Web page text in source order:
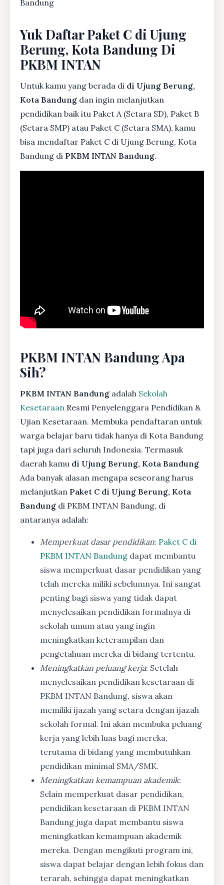
Bandung
Yuk Daftar Paket C di Ujung
Berung, Kota Bandung Di
PKBM INTAN
Untuk kamu yang berada di di Ujung Berung,
Kota Bandung dan ingin melanjutkan
pendidikan baik itu Paket A (Setara SD), Paket B
(Setara SMP) atau Paket C (Setara SMA), kamu
bisa mendaftar Paket C di Ujung Berung, Kota
Bandung di PKBM INTAN Bandung.
PKBM INTAN Bandung Apa
Sih?
PKBM INTAN Bandung adalah Sekolah
Kesetaraan Resmi Penyelenggara Pendidikan &
Ujian Kesetaraan. Membuka pendaftaran untuk
warga belajar baru tidak hanya di Kota Bandung
tapi juga dari seluruh Indonesia. Termasuk
daerah kamu di Ujung Berung, Kota Bandung
Ada banyak alasan mengapa seseorang harus
melanjutkan Paket C di Ujung Berung, Kota
Bandung di PKBM INTAN Bandung, di
antaranya adalah:
Memperkuat dasar pendidikan: Paket C di
PKBM INTAN Bandung dapat membantu
siswa memperkuat dasar pendidikan yang
telah mereka miliki sebelumnya. Ini sangat
penting bagi siswa yang tidak dapat
menyelesaikan pendidikan formalnya di
sekolah umum atau yang ingin
meningkatkan keterampilan dan
pengetahuan mereka di bidang tertentu.
Meningkatkan peluang kerja: Setelah
menyelesaikan pendidikan kesetaraan di
PKBM INTAN Bandung, siswa akan
memiliki ijazah yang setara dengan ijazah
sekolah formal. Ini akan membuka peluang
kerja yang lebih luas bagi mereka,
terutama di bidang yang membutuhkan
pendidikan minimal SMA/SMK.
Meningkatkan kemampuan akademik:
Selain memperkuat dasar pendidikan,
pendidikan kesetaraan di PKBM INTAN
Bandung juga dapat membantu siswa
meningkatkan kemampuan akademik
mereka. Dengan mengikuti program ini,
siswa dapat belajar dengan lebih fokus dan
terarah, sehingga dapat meningkatkan